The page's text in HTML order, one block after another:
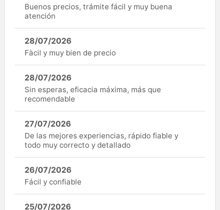
Buenos precios, trámite fácil y muy buena
atención
28/07/2026
Fàcil y muy bien de precio
28/07/2026
Sin esperas, eficacia máxima, más que
recomendable
27/07/2026
De las mejores experiencias, rápido fiable y
todo muy correcto y detallado
26/07/2026
Fácil y confiable
25/07/2026